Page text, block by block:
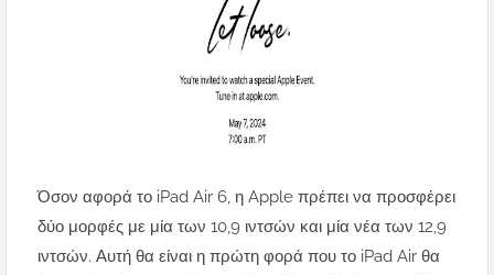
Όσον αφορά το iPad Air 6, η Apple πρέπει να προσφέρει
δύο μορφές με μία των 10,9 ιντσών και μία νέα των 12,9
ιντσών. Αυτή θα είναι η πρώτη φορά που το iPad Air θα